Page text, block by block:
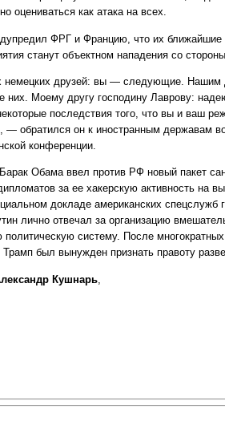
оцениваться как атака на всех.
ФРГ и Францию, что их ближайшие
станут объектном нападения со
немецких друзей: вы — следующие. Нашим
Моему другу господину Лаврову:
последствия того, что вы и ваш
— обратился он к иностранным державам
конференции.
Обама ввел против РФ новый пакет
за ее хакерскую активность на
докладе американских спецслужб
лично отвечал за организацию
систему. После
Трамп был вынужден признать правоту
Кушнарь